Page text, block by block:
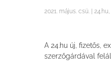
2021. május. csü. | 24.hu
A 24.hu új, fizetős,
szerzőgárdával